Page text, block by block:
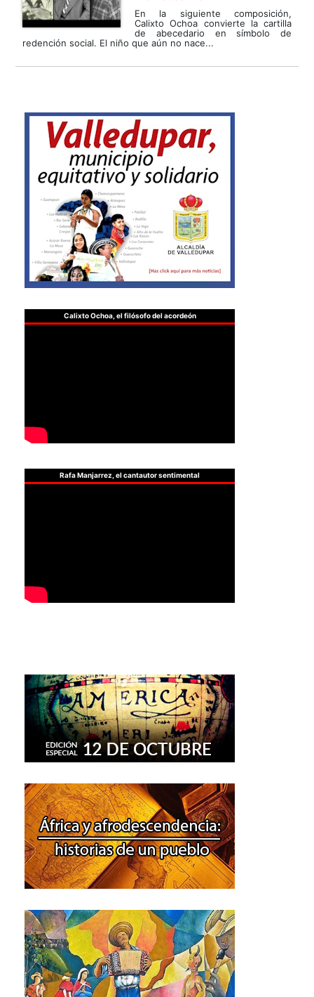
En la siguiente composición,
Calixto Ochoa convierte la cartilla
de abecedario en símbolo de
redención social. El niño que aún no nace...
Calixto Ochoa, el filósofo del acordeón
Rafa Manjarrez, el cantautor sentimental